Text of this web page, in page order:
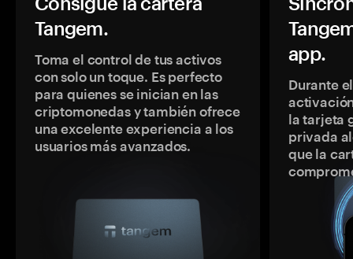
Tangem.
Toma el control de tus activos
con solo un toque. Es perfecto
para quienes se inician en las
criptomonedas y también ofrece
una excelente experiencia a los
usuarios más avanzados.
app.
Durante
la tarjeta
privada
que la